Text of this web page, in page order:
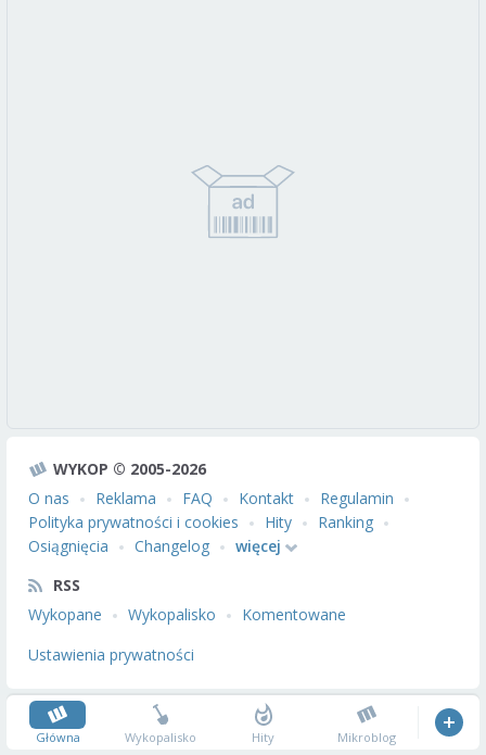
WYKOP © 2005-2026
O nas
Reklama FAQ Kontakt
Regulamin
Polityka prywatności i cookies
Hity
Ranking
Osiągnięcia
Changelog
więcej
RSS
Wykopane
Wykopalisko
Komentowane
Ustawienia prywatności
Główna Wykopalisko Hity Mikroblog